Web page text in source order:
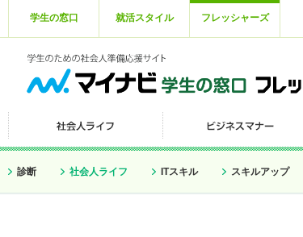
学生の窓口 就活スタイル フレッシャーズ
診断 社会人ライフ ITスキル スキルアップ